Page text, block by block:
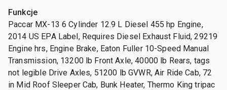
Funkcje
Paccar MX-13 6 Cylinder 12.9 L Diesel 455 hp Engine,
2014 US EPA Label, Requires Diesel Exhaust Fluid, 29219
Engine hrs, Engine Brake, Eaton Fuller 10-Speed Manual
Transmission, 13200 lb Front Axle, 40000 lb Rears, tags
not legible Drive Axles, 51200 lb GVWR, Air Ride Cab, 72
in Mid Roof Sleeper Cab, Bunk Heater, Thermo King tripac